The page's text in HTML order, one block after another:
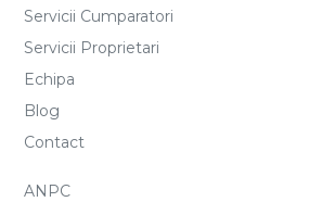
Servicii Cumparatori
Servicii Proprietari
Echipa
Blog
Contact
ANPC